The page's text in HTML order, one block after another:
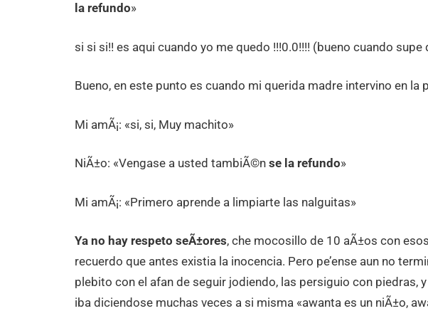
la refundo»
si si si!! es aqui cuando yo me quedo !!!0.0!!!! (bueno cuando
Bueno, en este punto es cuando mi querida madre intervino en la
Mi amÃ¡: «si, si, Muy machito»
NiÃ±o: «Vengase a usted tambiÃ©n se la refundo»
Mi amÃ¡: «Primero aprende a limpiarte las nalguitas»
Ya no hay respeto seÃ±ores, che mocosillo de 10 aÃ±os con
recuerdo que antes existia la inocencia. Pero pe’ense aun no
plebito con el afan de seguir jodiendo, las persiguio con piedras,
iba diciendose muchas veces a si misma «awanta es un niÃ±o,